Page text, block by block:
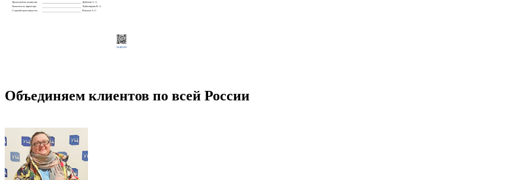
Объединяем клиентов по всей России